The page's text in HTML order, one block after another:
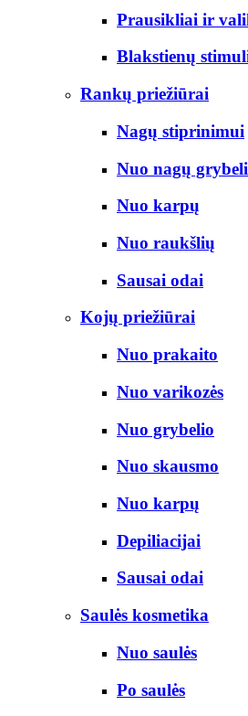
Prausikliai ir
Blakstienų
Rankų priežiūrai
Nagų stiprinimui
Nuo nagų
Nuo karpų
Nuo raukšlių
Sausai odai
Kojų priežiūrai
Nuo prakaito
Nuo varikozės
Nuo grybelio
Nuo skausmo
Nuo karpų
Depiliacijai
Sausai odai
Saulės kosmetika
Nuo saulės
Po saulės